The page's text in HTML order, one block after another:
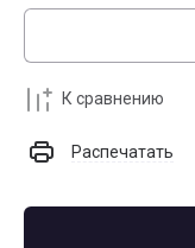
К сравнению
Распечатать